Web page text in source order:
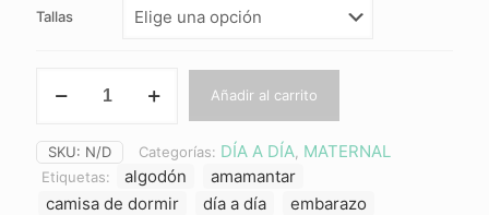
original
actual
Tallas
(fucsia)
Añadir al carrito
SKU: N/D Categorías: DÍA A DÍA MATERNAL
Etiquetas: algodón
amamantar
camisa de dormir
día a día
embarazo